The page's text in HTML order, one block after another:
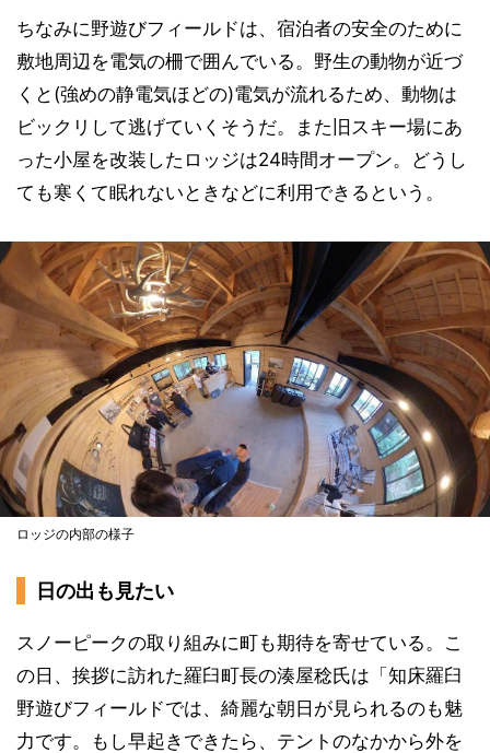
ちなみに野遊びフィールドは、宿泊者の安全のために
敷地周辺を電気の柵で囲んでいる。野生の動物が近づ
くと(強めの静電気ほどの)電気が流れるため、動物は
ビックリして逃げていくそうだ。また旧スキー場にあ
った小屋を改装したロッジは24時間オープン。どうし
ても寒くて眠れないときなどに利用できるという。
ロッジの内部の様子
日の出も見たい
スノーピークの取り組みに町も期待を寄せている。こ
の日、挨拶に訪れた羅臼町長の湊屋稔氏は「知床羅臼
野遊びフィールドでは、綺麗な朝日が見られるのも魅
力です。もし早起きできたら、テントのなかから外を